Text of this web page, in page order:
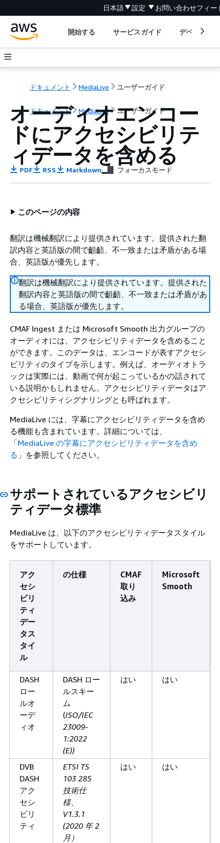
日本語 設定 お問い合わせフィー
開始する サービスガイド デベロッパ
ドキュメント MediaLive ユーザーガイド
ドキュメント MediaLive ユーザーガイド
オーディオエンコー
ドにアクセシビリテ
ィデータを含める
PDF RSS Markdown フォーカスモード
このページの内容
翻訳は機械翻訳により提供されています。提供された翻
訳内容と英語版の間で齟齬、不一致または矛盾がある場
合、英語版が優先します。
翻訳は機械翻訳により提供されています。提供された
翻訳内容と英語版の間で齟齬、不一致または矛盾があ
る場合、英語版が優先します。
CMAF Ingest または Microsoft Smooth 出力グループの
オーディオには、アクセシビリティデータを含めること
ができます。このデータは、エンコードが表すアクセシ
ビリティのタイプを示します。例えば、オーディオトラ
ックは実際には、動画で何が起こっているかの話されて
いる説明かもしれません。アクセシビリティデータはア
クセシビリティシグナリングとも呼ばれます。
MediaLive には、字幕にアクセシビリティデータを含め
る機能も含まれています。詳細については、
「MediaLive の字幕にアクセシビリティデータを含め
る 」を参照してください。
サポートされているアクセシビリ
ティデータ標準
MediaLive は、以下のアクセシビリティデータスタイル
をサポートしています。
アク
セシ
ビリ
ティ
デー
タス
タイ
ル
の仕様
CMAF
取り
込み
Microsoft
Smooth
DASH
ロー
ルオ
ーデ
ィオ
DASH ロー
ルスキー
ム
(ISO/IEC
23009-
1:2022
(E))
はい はい
DVB
DASH
アク
セシ
ビリ
ティ
ETSI TS
103 285
技術仕
様、
V1.3.1
(2020 年 2
月）
はい はい